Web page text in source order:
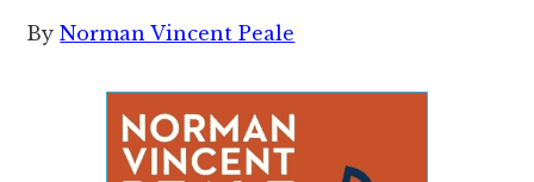
ByNorman Vincent Peale